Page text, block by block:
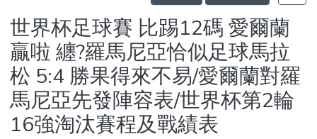
Statistics
世界杯足球賽 比踢12碼 愛爾蘭
贏啦 纏?羅馬尼亞恰似足球馬拉
松 5:4 勝果得來不易/愛爾蘭對羅
馬尼亞先發陣容表/世界杯第2輪
16強淘汰賽程及戰績表